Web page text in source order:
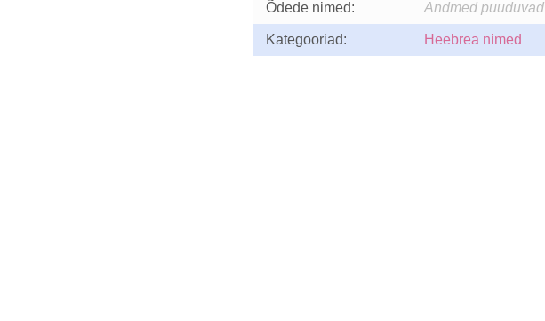
Õdede nimed: Andmed puuduvad
Kategooriad: Heebrea nimed